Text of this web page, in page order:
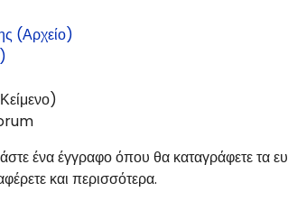
(Αρχείο)
ένα έγγραφο όπου θα καταγράφετε
και περισσότερα.